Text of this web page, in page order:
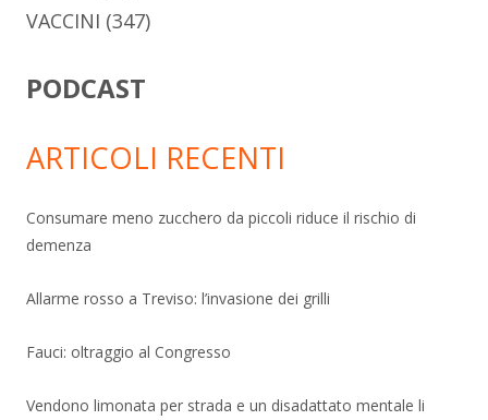
VACCINI (347)
PODCAST
ARTICOLI RECENTI
Consumare meno zucchero da piccoli riduce il rischio di
demenza
Allarme rosso a Treviso: l’invasione dei grilli
Fauci: oltraggio al Congresso
Vendono limonata per strada e un disadattato mentale li